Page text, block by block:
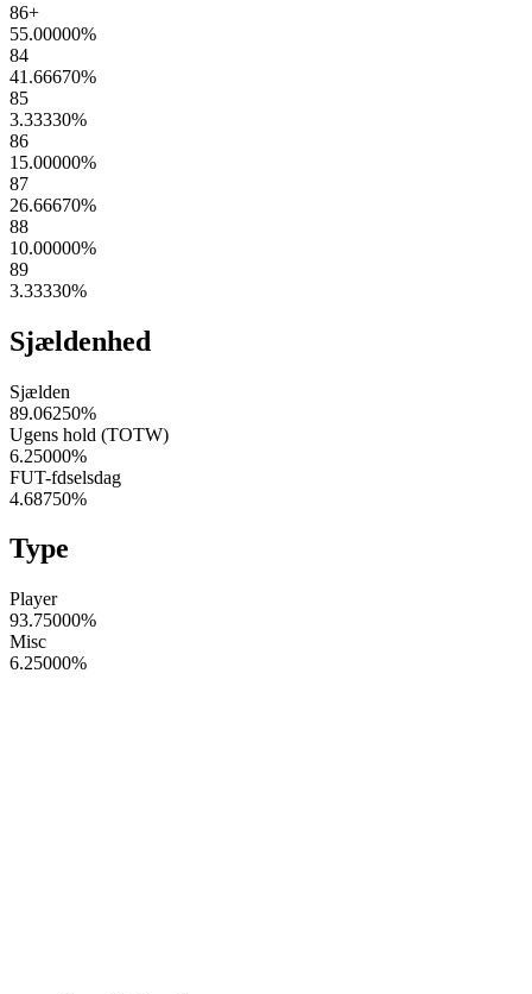
86+
55.00000%
84
41.66670%
85
3.33330%
86
15.00000%
87
26.66670%
88
10.00000%
89
3.33330%
Sjældenhed
Sjælden
89.06250%
Ugens hold (TOTW)
6.25000%
FUT-fdselsdag
4.68750%
Type
Player
93.75000%
Misc
6.25000%